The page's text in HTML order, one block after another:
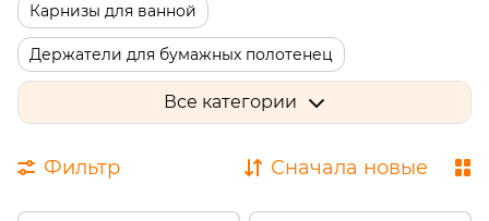
Карнизы для ванной
Держатели для бумажных полотенец
Полотенцедержатели
Наборы для ванной комнаты
Все категории
Фильтр Сначала новые